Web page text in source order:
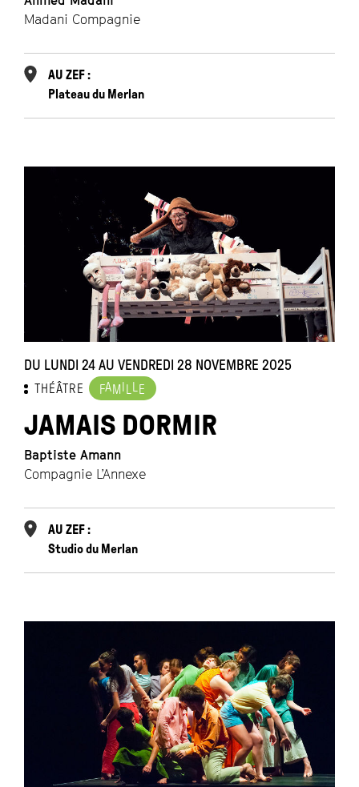
Madani Compagnie
AU ZEF :
Plateau du Merlan
DU LUNDI 24 AU VENDREDI 28 NOVEMBRE 2025
THÉÂTRE FAM E
JAMAIS DORMIR
Baptiste Amann
Compagnie L’Annexe
AU ZEF :
Studio du Merlan